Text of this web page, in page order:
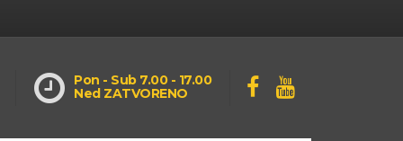
Pon - Sub 7.00 - 17.00
Ned ZATVORENO